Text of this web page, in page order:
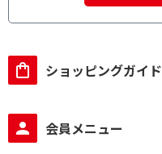
ショッピングガイド
会員メニュー